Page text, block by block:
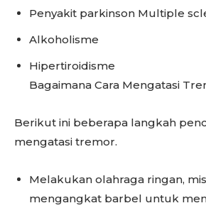
Penyakit parkinson Multiple
Alkoholisme
Hipertiroidisme
Bagaimana Cara Mengatasi
Berikut ini beberapa langkah
mengatasi tremor.
Melakukan olahraga ringan,
mengangkat barbel untuk